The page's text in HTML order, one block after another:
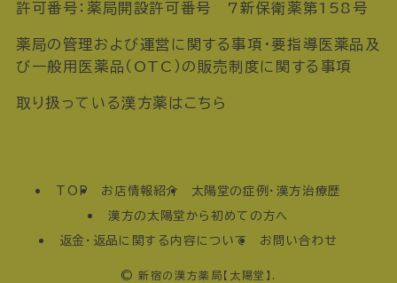
許可番号：薬局開設許可番号 7新保衛薬第158号
薬局の管理および運営に関する事項・要指導医薬品及
び一般用医薬品（OTC）の販売制度に関する事項
取り扱っている漢方薬はこちら
TOP お店情報紹介
太陽堂の症例・漢方治療歴
漢方の太陽堂から初めての方へ
返金・返品に関する内容について
お問い合わせ
© 新宿の漢方薬局【太陽堂】.